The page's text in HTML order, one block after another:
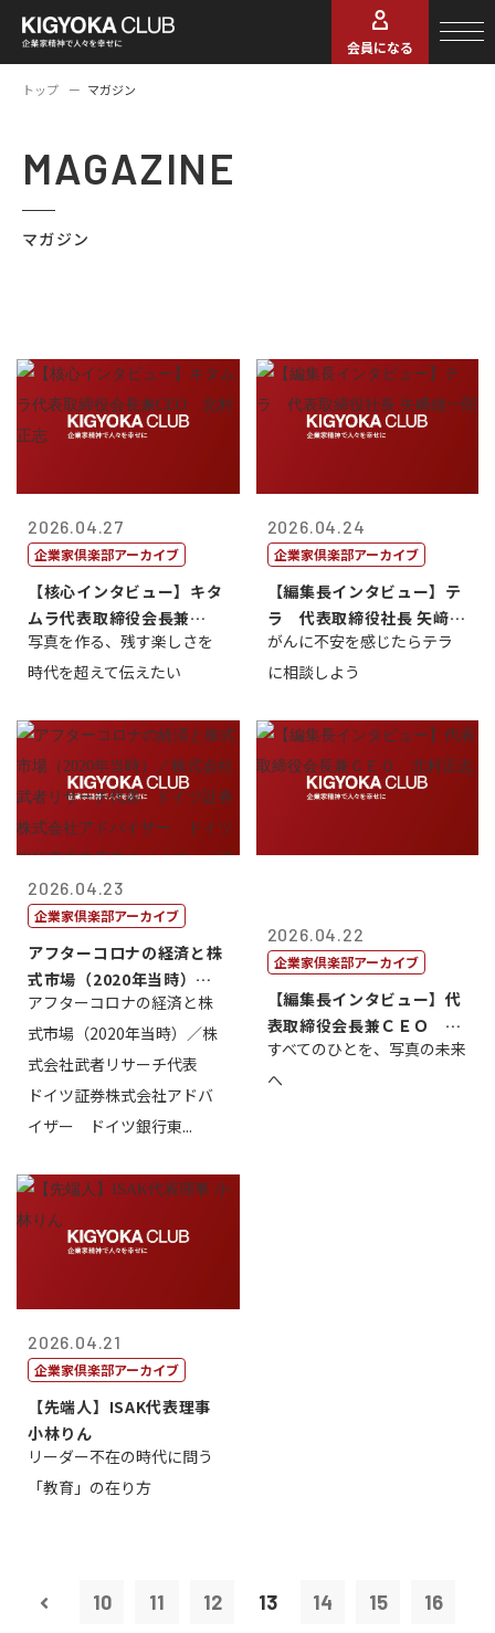
会員になる
トップ マガジン
MAGAZINE
マガジン
2026.04.27
企業家倶楽部アーカイブ
【核心インタビュー】キタ
ムラ代表取締役会長兼
CEO 北村正志
写真を作る、残す楽しさを
時代を超えて伝えたい
2026.04.24
企業家倶楽部アーカイブ
【編集長インタビュー】テ
ラ 代表取締役社長 矢﨑雄
一郎
がんに不安を感じたらテラ
に相談しよう
2026.04.23
企業家倶楽部アーカイブ
アフターコロナの経済と株
式市場（2020年当時）／
株式会社武...
アフターコロナの経済と株
式市場（2020年当時）／株
式会社武者リサーチ代表
ドイツ証券株式会社アドバ
イザー ドイツ銀行東...
2026.04.22
企業家倶楽部アーカイブ
【編集長インタビュー】代
表取締役会長兼ＣＥＯ 北
村正志
すべてのひとを、写真の未来
へ
2026.04.21
企業家倶楽部アーカイブ
【先端人】ISAK代表理事
小林りん
リーダー不在の時代に問う
「教育」の在り方
10 11 12 13 14 15 16